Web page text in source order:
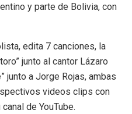
y parte de Bolivia, con
edita 7 canciones, la
junto al cantor Lázaro
junto a Jorge Rojas, ambas
videos clips con
de YouTube.